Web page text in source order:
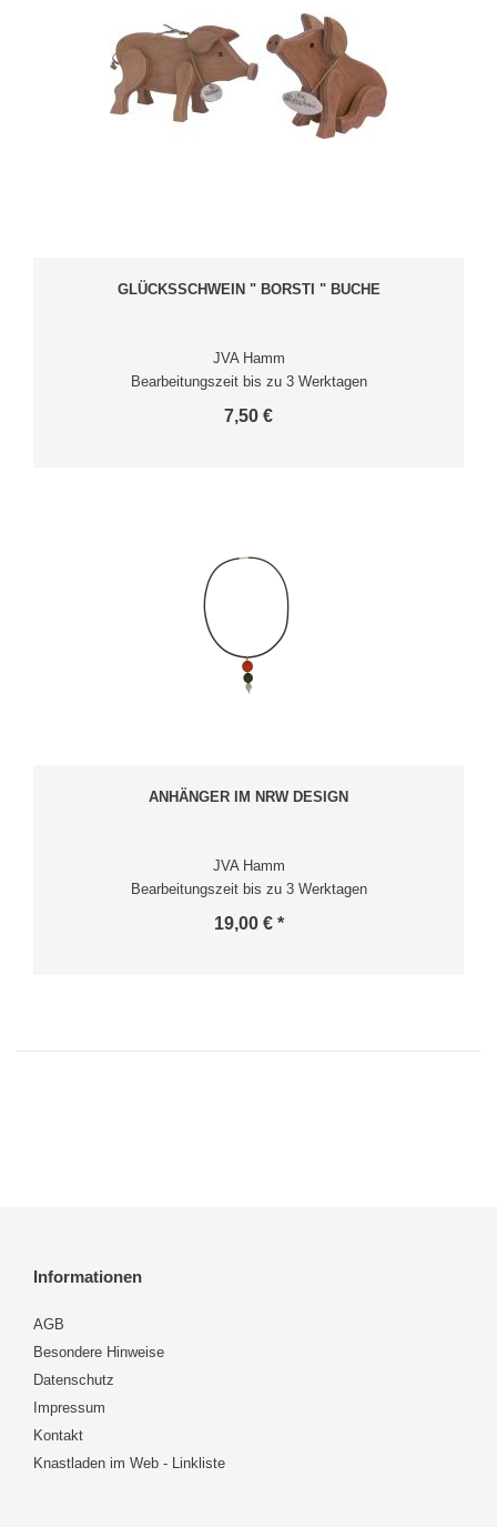
GLÜCKSSCHWEIN " BORSTI " BUCHE
JVA Hamm
Bearbeitungszeit bis zu 3 Werktagen
7,50 €
ANHÄNGER IM NRW DESIGN
JVA Hamm
Bearbeitungszeit bis zu 3 Werktagen
19,00 € *
Informationen
AGB
Besondere Hinweise
Datenschutz
Impressum
Kontakt
Knastladen im Web - Linkliste